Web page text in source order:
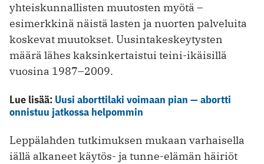
yhteiskunnallisten muutosten myötä –
esimerkkinä näistä lasten ja nuorten palveluita
koskevat muutokset. Uusintakeskeytysten
määrä lähes kaksinkertaistui teini-ikäisillä
vuosina 1987–2009.
Lue lisää: Uusi aborttilaki voimaan pian — abortti
onnistuu jatkossa helpommin
Leppälahden tutkimuksen mukaan varhaisella
iällä alkaneet käytös- ja tunne-elämän häiriöt